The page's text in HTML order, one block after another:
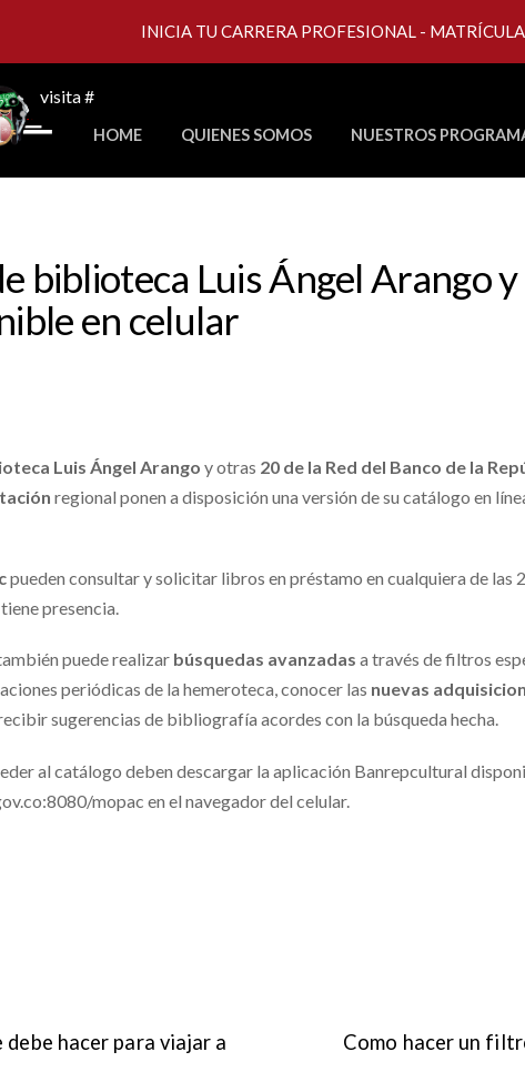
visita #
HOME QUIENES SOMOS NUESTROS
biblioteca Luis Ángel Arango
en celular
Luis Ángel Arango y otras 20 de la Red del Banco de la
regional ponen a disposición una versión de su catálogo en
pueden consultar y solicitar libros en préstamo en cualquiera de las
presencia.
puede realizar búsquedas avanzadas a través de filtros
periódicas de la hemeroteca, conocer las nuevas
sugerencias de bibliografía acordes con la búsqueda hecha.
al catálogo deben descargar la aplicación Banrepcultural
mopac en el navegador del celular.
debe hacer para viajar a
Como hacer un
INICIA TU CARRERA PROFESIONAL -